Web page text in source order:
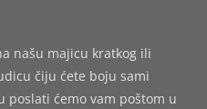
našu majicu kratkog ili
čiju ćete boju sami
poslati ćemo vam poštom u